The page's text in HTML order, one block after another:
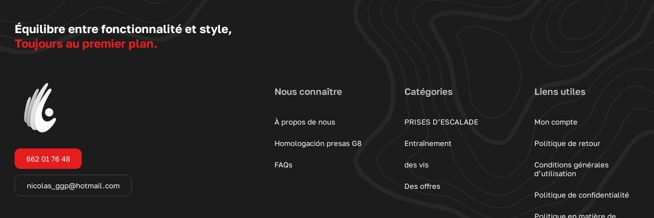
Équilibre entre fonctionnalité et style,
Toujours au premier plan.
662 01 76 48
nicolas_ggp@hotmail.com
Nous connaître
À propos de nous
Homologación presas G8
FAQs
Catégories
PRISES D’ESCALADE
Entraînement
des vis
Des offres
Liens utiles
Mon compte
Politique de retour
Conditions générales
d’utilisation
Politique de confidentialité
Politique en matière de